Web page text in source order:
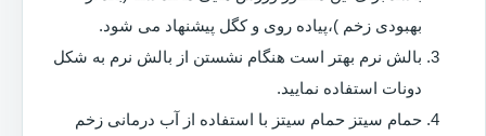
بهبودی زخم )،پیاده روی و کگل پیشنهاد می شود.
بالش نرم بهتر است هنگام نشستن از بالش نرم به شکل
دونات استفاده نمایید.
حمام سیتز حمام سیتز با استفاده از آب درمانی زخم